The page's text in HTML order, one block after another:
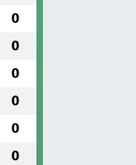
0
0
0
0
0
0